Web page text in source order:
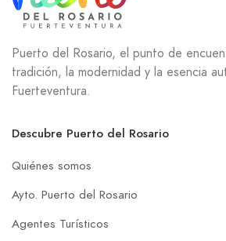
Puerto del Rosario, el punto de
tradición, la modernidad y la esencia
Fuerteventura.
Descubre Puerto del Rosario
Quiénes somos
Ayto. Puerto del Rosario
Agentes Turísticos